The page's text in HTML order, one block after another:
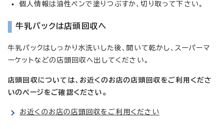
個人情報は油性ペンで塗りつぶすか、切り取って下さい。
牛乳パックは店頭回収へ
牛乳パックはしっかり水洗いした後、開いて乾かし、スーパーマ
ーケットなどの店頭回収へ出してください。
店頭回収については、お近くのお店の店頭回収をご利用くださ
いのページをご確認ください。
お近くのお店の店頭回収をご利用ください